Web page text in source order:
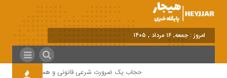
برابر با : Friday - 7 August - 2026
حجاب یک ضرورت شرعی قانونی و همه در این زمینه